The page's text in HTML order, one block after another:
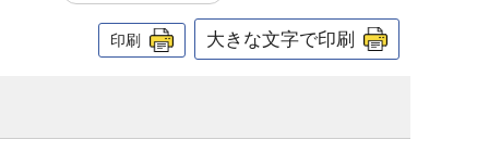
印刷 大きな文字で印刷